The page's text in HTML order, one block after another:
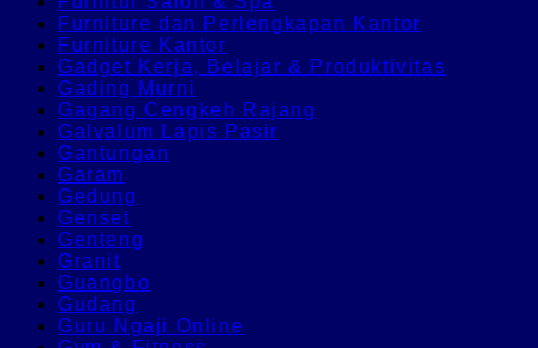
Furniture dan Perlengkapan Kantor
Furniture Kantor
Gadget Kerja, Belajar & Produktivitas
Gading Murni
Gagang Cengkeh Rajang
Galvalum Lapis Pasir
Gantungan
Garam
Gedung
Genset
Genteng
Granit
Guangbo
Gudang
Guru Ngaji Online